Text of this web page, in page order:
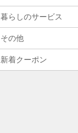
暮らしのサービス
その他
新着クーポン